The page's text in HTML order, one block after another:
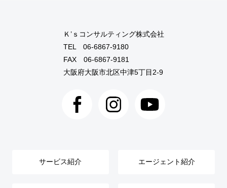
Ｋ’ｓコンサルティング株式会社
TEL 06-6867-9180
FAX 06-6867-9181
大阪府大阪市北区中津5丁目2-9
サービス紹介 エージェント紹介